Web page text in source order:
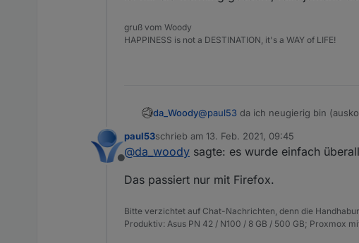
gruß vom Woody
HAPPINESS is not a DESTINATION, it's a WAY of LIFE!
da_Woody@paul53 da ich neugierig bin
leerzeile eingefügt (153 zeilen). das
ist nur als warnung gedacht, falls
Offline
paul53schrieb am 13. Feb. 2021, 09:45
zuletzt editiert von
@da_woody sagte: es wurde einfach
Das passiert nur mit Firefox.
Bitte verzichtet auf Chat-Nachrichten, denn die
Produktiv: Asus PN 42 / N100 / 8 GB / 500 GB; Proxmox